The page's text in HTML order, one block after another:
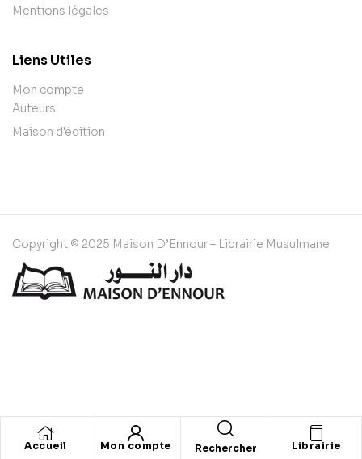
Accueil Mon compte Rechercher Librairie
Mentions légales
Liens Utiles
Mon compte
Auteurs
Maison d'édition
Copyright © 2025 Maison D’Ennour – Librairie Musulmane